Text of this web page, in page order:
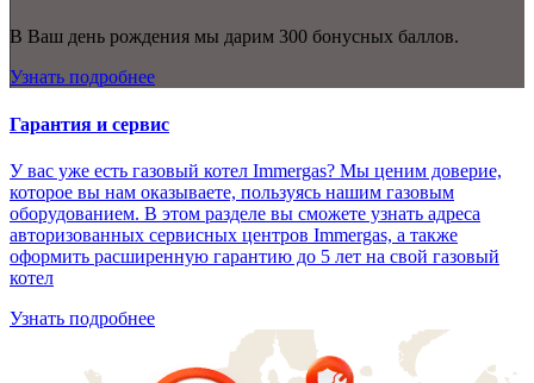
В Ваш день рождения мы дарим 300 бонусных баллов.
Узнать подробнее
Гарантия и сервис
У вас уже есть газовый котел Immergas? Мы ценим доверие,
которое вы нам оказываете, пользуясь нашим газовым
оборудованием. В этом разделе вы сможете узнать адреса
авторизованных сервисных центров Immergas, а также
оформить расширенную гарантию до 5 лет на свой газовый
котел
Узнать подробнее